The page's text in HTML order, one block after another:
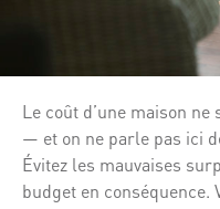
Le coût d’une maison
— et on ne parle pas ici
Évitez les mauvaises
budget en conséquence.